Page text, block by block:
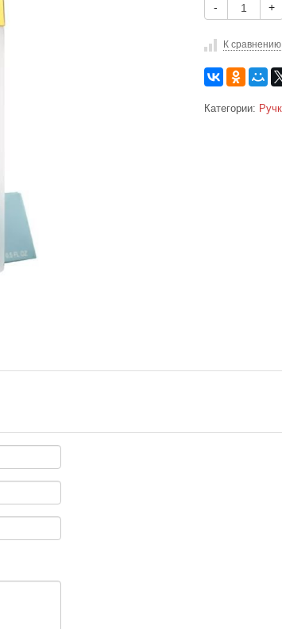
- +
К сравнению
Категории: